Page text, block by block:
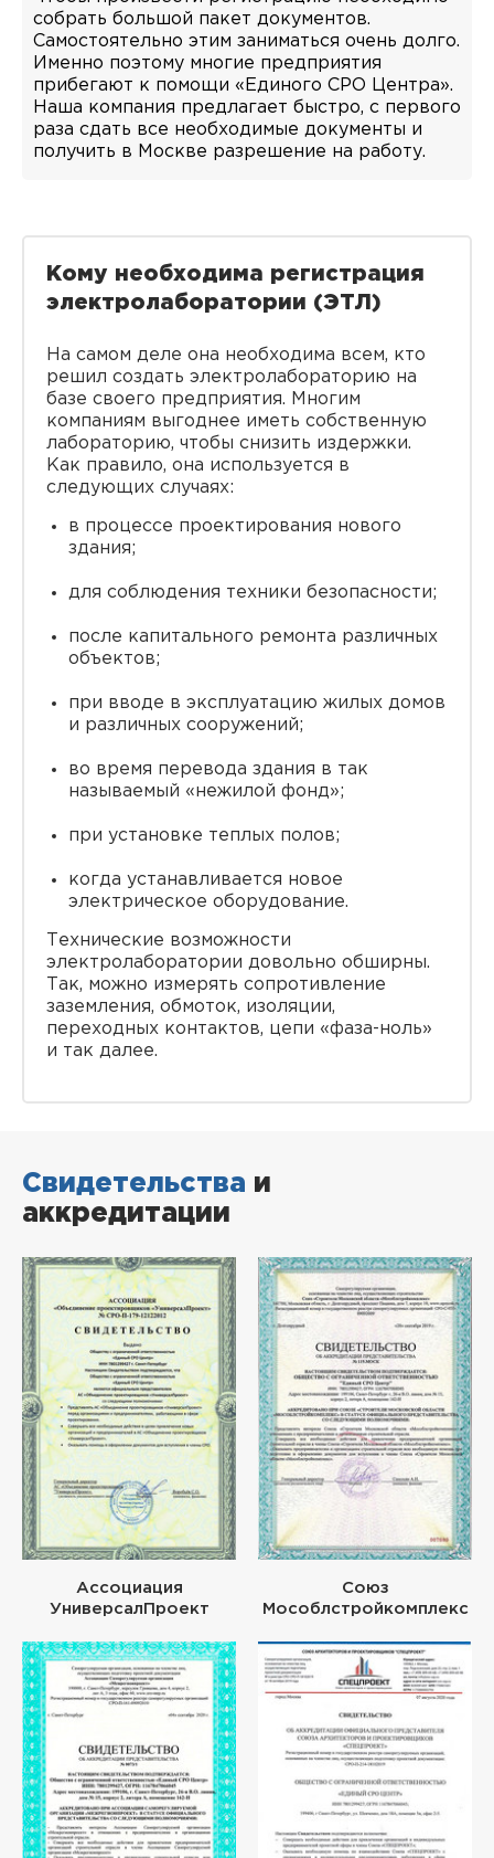
собрать большой пакет документов.
Самостоятельно этим заниматься очень долго.
Именно поэтому многие предприятия
прибегают к помощи «Единого СРО Центра».
Наша компания предлагает быстро, с первого
раза сдать все необходимые документы и
получить в Москве разрешение на работу.
Кому необходима регистрация
электролаборатории (ЭТЛ)
На самом деле она необходима всем, кто
решил создать электролабораторию на
базе своего предприятия. Многим
компаниям выгоднее иметь собственную
лабораторию, чтобы снизить издержки.
Как правило, она используется в
следующих случаях:
в процессе проектирования нового
здания;
для соблюдения техники безопасности;
после капитального ремонта различных
объектов;
при вводе в эксплуатацию жилых домов
и различных сооружений;
во время перевода здания в так
называемый «нежилой фонд»;
при установке теплых полов;
когда устанавливается новое
электрическое оборудование.
Технические возможности
электролаборатории довольно обширны.
Так, можно измерять сопротивление
заземления, обмоток, изоляции,
переходных контактов, цепи «фаза-ноль»
и так далее.
Свидетельства и
аккредитации
Ассоциация
УниверсалПроект
Союз
Мособлстройкомплекс